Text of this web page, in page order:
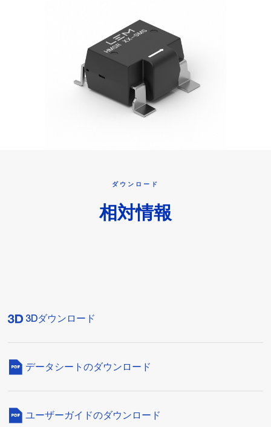
ダウンロード
相対情報
3Dダウンロード
データシートのダウンロード
ユーザーガイドのダウンロード